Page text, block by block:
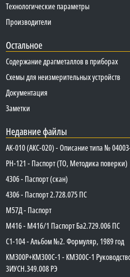
Технологические параметры
Производители
Остальное
Содержание драгметаллов в приборах
Схемы для неизмерительных устройств
Документация
Заметки
Недавние файлы
АК-010 (АКС-020) - Описание типа №
PH-121 - Паспорт (ТО, Методика поверки)
4306 - Паспорт (скан)
4306 - Паспорт 2.728.075 ПС
М57Д - Паспорт
М416 - М416/1 Паспорт Ба2.729.006 ПС
C1-104 - Альбом №2. Формуляр, 1989 год
КМ300Р+КМ300С-1 - КМ300C-1
3ИУСН.349.008 РЭ